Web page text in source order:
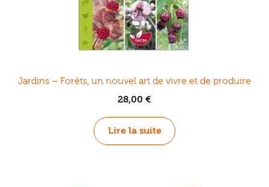
Jardins – Forêts, un nouvel art de vivre et de produire
28,00 €
Lire la suite